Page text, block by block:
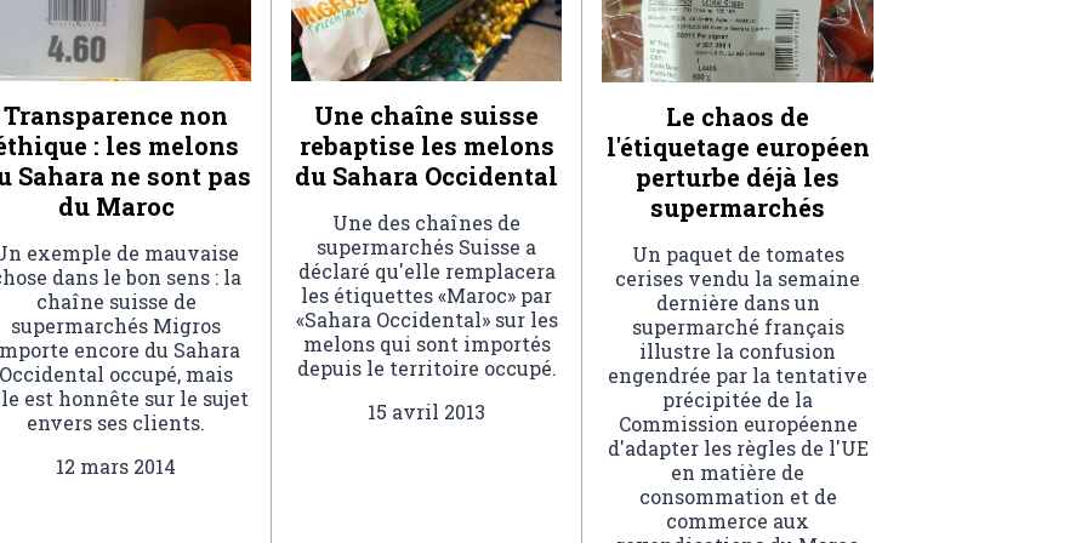
Transparence non
: les melons
Sahara ne sont pas
du Maroc
exemple de mauvaise
dans le bon sens : la
chaîne suisse de
supermarchés Migros
encore du Sahara
Occidental occupé, mais
est honnête sur le sujet
envers ses clients.
12 mars 2014
Une chaîne suisse
rebaptise les melons
du Sahara Occidental
Une des chaînes de
supermarchés Suisse a
déclaré qu'elle remplacera
les étiquettes «Maroc» par
«Sahara Occidental» sur les
melons qui sont importés
depuis le territoire occupé.
15 avril 2013
Le chaos de
l'étiquetage européen
perturbe déjà les
supermarchés
Un paquet de tomates
cerises vendu la semaine
dernière dans un
supermarché français
illustre la confusion
engendrée par la tentative
précipitée de la
Commission européenne
d'adapter les règles de l'UE
en matière de
consommation et de
commerce aux